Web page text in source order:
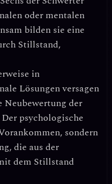
oder mentalen
bilden sie eine
Stillstand,
in
Lösungen versagen
Neubewertung der
psychologische
sondern
, die aus der
dem Stillstand